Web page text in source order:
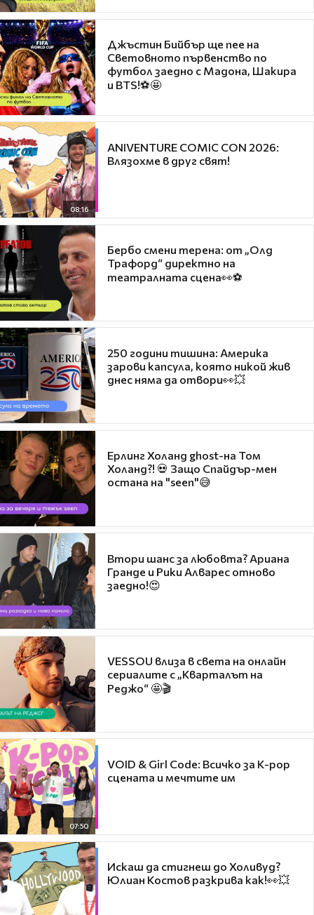
Джъстин Бийбър ще пее на
Световното първенство по
футбол заедно с Мадона, Шакира
и BTS!⚽🤩
08:16
ANIVENTURE COMIC CON 2026:
Влязохме в друг свят!
Бербо смени терена: от „Олд
Трафорд“ директно на
театралната сцена👀⚽
250 години тишина: Америка
зарови капсула, която никой жив
днес няма да отвори👀💥
Ерлинг Холанд ghost-на Том
Холанд?! 💀 Защо Спайдър-мен
остана на "seen"😅
Втори шанс за любовта? Ариана
Гранде и Рики Алварес отново
заедно!😍
VESSOU влиза в света на онлайн
сериалите с „Кварталът на
Реджо“ 🤩🎬
07:50
VOID & Girl Code: Всичко за K-pop
сцената и мечтите им
Искаш да стигнеш до Холивуд?
Юлиан Костов разкрива как!👀💥